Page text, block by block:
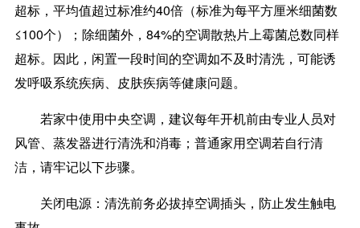
超标，平均值超过标准约40倍（标准为每平方厘米细菌数
≤100个）；除细菌外，84%的空调散热片上霉菌总数同样
超标。因此， 闲置一段时间的空调如不及时清洗，可能诱
发呼吸系统疾病、皮肤疾病等健康问题。
若家中使用中央空调，建议每年开机前由专业人员对
风管、蒸发器进行清洗和消毒；普通家用空调若自行清
洁，请牢记以下步骤。
关闭电源： 清洗前务必拔掉空调插头，防止发生触电